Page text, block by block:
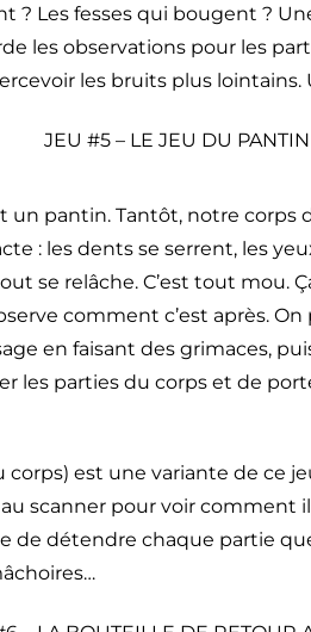
? Les fesses qui bougent ?
les observations pour les
les bruits plus lointains.
JEU #5 – LE JEU DU PANTIN
un pantin. Tantôt, notre
: les dents se serrent, les
se relâche. C’est tout mou.
comment c’est après.
en faisant des grimaces,
les parties du corps et de
corps) est une variante de ce
scanner pour voir comment
de détendre chaque partie